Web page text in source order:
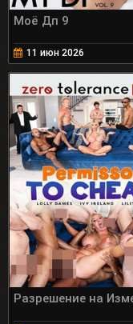
Моё Дп 9
11 июн 2026
Разрешение на